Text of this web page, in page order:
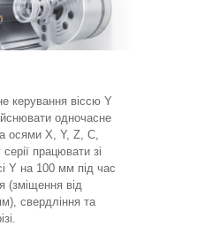
керування віссю Y
одночасне
осями X, Y, Z, C,
працювати зі
Y на 100 мм під час
(зміщення від
свердління та